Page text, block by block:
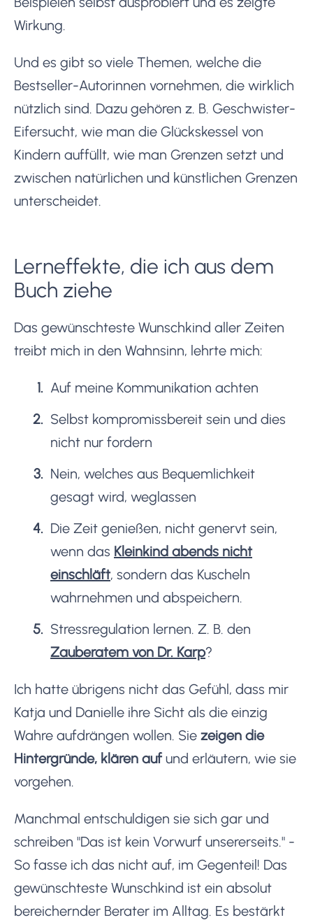
Wirkung.
Und es gibt so viele Themen, welche die
Bestseller-Autorinnen vornehmen, die wirklich
nützlich sind. Dazu gehören z. B. Geschwister-
Eifersucht, wie man die Glückskessel von
Kindern auffüllt, wie man Grenzen setzt und
zwischen natürlichen und künstlichen Grenzen
unterscheidet.
Lerneffekte, die ich aus dem
Buch ziehe
Das gewünschteste Wunschkind aller Zeiten
treibt mich in den Wahnsinn, lehrte mich:
Auf meine Kommunikation achten
Selbst kompromissbereit sein und dies
nicht nur fordern
Nein, welches aus Bequemlichkeit
gesagt wird, weglassen
Die Zeit genießen, nicht genervt sein,
wenn das Kleinkind abends nicht
einschläft, sondern das Kuscheln
wahrnehmen und abspeichern.
Stressregulation lernen. Z. B. den
Zauberatem von Dr. Karp?
Ich hatte übrigens nicht das Gefühl, dass mir
Katja und Danielle ihre Sicht als die einzig
Wahre aufdrängen wollen. Sie zeigen die
Hintergründe, klären aufund erläutern, wie sie
vorgehen.
Manchmal entschuldigen sie sich gar und
schreiben "Das ist kein Vorwurf unsererseits." -
So fasse ich das nicht auf, im Gegenteil! Das
gewünschteste Wunschkind ist ein absolut
bereichernder Berater im Alltag. Es bestärkt